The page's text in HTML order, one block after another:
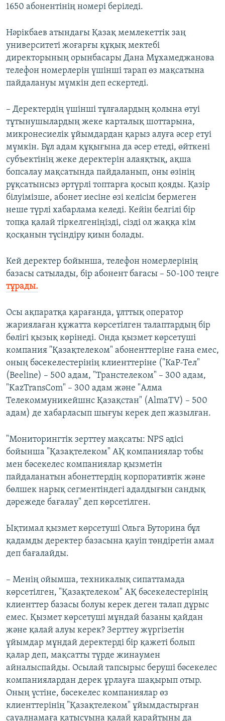
1650 абонентінің номері беріледі.
Нәрікбаев атындағы Қазақ мемлекеттік заң
университеті жоғарғы құқық мектебі
директорының орынбасары Дана Мұхамеджанова
телефон номерлерін үшінші тарап өз мақсатына
пайдалануы мүмкін деп ескертеді.
– Деректердің үшінші тұлғалардың қолына өтуі
тұтынушылардың жеке карталық шоттарына,
микронесиелік ұйымдардан қарыз алуға әсер етуі
мүмкін. Бұл адам құқығына да әсер етеді, өйткені
субъектінің жеке деректерін алаяқтық, ақша
бопсалау мақсатында пайдаланып, оны өзінің
рұқсатынсыз әртүрлі топтарға қосып қояды. Қазір
білуімізше, абонет иесіне өзі келісім бермеген
неше түрлі хабарлама келеді. Кейін белгілі бір
топқа қалай тіркелгеніңізді, сізді ол жаққа кім
қосқанын түсіндіру қиын болады.
Кей деректер бойынша, телефон номерлерінің
базасы сатылады, бір абонент бағасы – 50-100 теңге
тұрады.
Осы ақпаратқа қарағанда, ұлттық оператор
жариялаған құжатта көрсетілген талаптардың бір
бөлігі қызық көрінеді. Онда қызмет көрсетуші
компания "Қазақтелеком" абоненттеріне ғана емес,
оның бәсекелестерінің клиенттеріне ("КаР-Тел"
(Beeline) – 500 адам, "Транстелеком" – 300 адам,
"KazTransCom" – 300 адам және "Алма
Телекоммуникейшнс Қазақстан" (AlmaTV) – 500
адам) де хабарласып шығуы керек деп жазылған.
"Мониторингтік зерттеу мақсаты: NPS әдісі
бойынша "Қазақтелеком" АҚ компаниялар тобы
мен бәсекелес компаниялар қызметін
пайдаланатын абонеттердің корпоративтік және
бөлшек нарық сегментіндегі адалдығын сандық
дәрежеде бағалау" деп көрсетілген.
Ықтимал қызмет көрсетуші Ольга Буторина бұл
қадамды деректер базасына қауіп төндіретін амал
деп бағалайды.
– Менің ойымша, техникалық сипаттамада
көрсетілген, "Қазақтелеком" АҚ бәсекелестерінің
клиенттер базасы болуы керек деген талап дұрыс
емес. Қызмет көрсетуші мұндай базаны қайдан
және қалай алуы керек? Зерттеу жүргізетін
ұйымдар мұндай деректерді бір қажеті болып
қалар деп, мақсатты түрде жинаумен
айналыспайды. Осылай тапсырыс беруші бәсекелес
компаниялардан дерек ұрлауға шақырып отыр.
Оның үстіне, бәсекелес компаниялар өз
клиенттерінің "Қазақтелеком" ұйымдастырған
сауалнамаға қатысуына қалай қарайтыны да